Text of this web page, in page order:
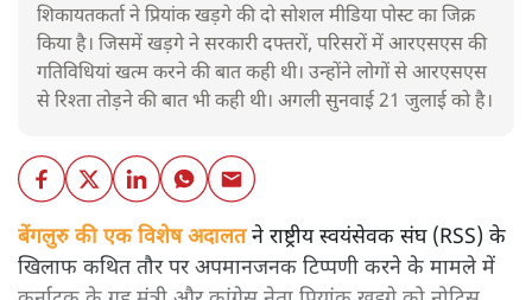
शिकायतकर्ता ने प्रियांक खड़गे की दो सोशल मीडिया पोस्ट का जिक्र
किया है। जिसमें खड़गे ने सरकारी दफ्तरों, परिसरों में आरएसएस की
गतिविधियां खत्म करने की बात कही थी। उन्होंने लोगों से आरएसएस
से रिश्ता तोड़ने की बात भी कही थी। अगली सुनवाई 21 जुलाई को है।
बेंगलुरु की एक विशेष अदालतने राष्ट्रीय स्वयंसेवक संघ (RSS) के
खिलाफ कथित तौर पर अपमानजनक टिप्पणी करने के मामले में